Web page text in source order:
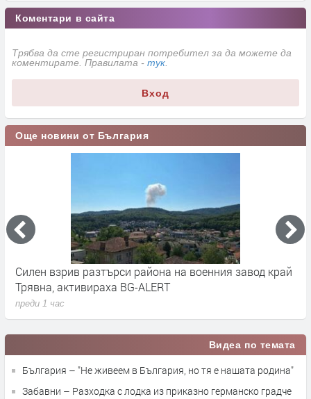
Коментари в сайта
Трябва да сте регистриран потребител за да можете да
коментирате. Правилата - тук
Вход
Още новини от България
Силен взрив разтърси района на военния завод край
Трявна, активираха BG-ALERT
преди 1 час
Видеа по темата
България – "Не живеем в България, но тя е нашата родина"
Забавни – Разходка с лодка из приказно германско градче